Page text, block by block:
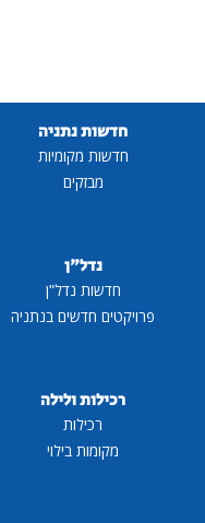
חדשות נתניה
חדשות מקומיות
מבזקים
נדל"ן
חדשות נדל"ן
פרויקטים חדשים בנתניה
רכילות ולילה
רכילות
מקומות בילוי